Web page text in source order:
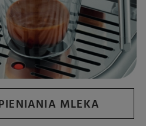
MLEKA